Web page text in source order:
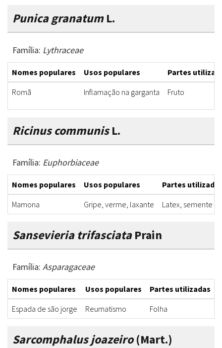
Punica granatumL.
Família: Lythraceae
Nomes populares Usos populares
Partes
Romã
Inflamação na garganta Fruto
Ricinus communisL.
Família: Euphorbiaceae
Nomes populares Usos populares
Partes
Mamona
Gripe, verme, laxante Latex, semente
Sansevieria trifasciataPrain
Família: Asparagaceae
Nomes populares Usos populares Partes utilizadas
Espada de são jorge
Reumatismo Folha
Sarcomphalus joazeiro(Mart.)